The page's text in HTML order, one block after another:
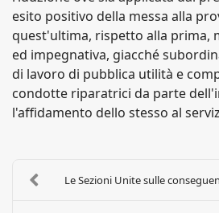
esito positivo della messa alla
quest'ultima, rispetto alla prima,
ed impegnativa, giacché
di lavoro di pubblica utilità e
condotte riparatrici da parte
l'affidamento dello stesso al
Le Sezioni Unite sulle